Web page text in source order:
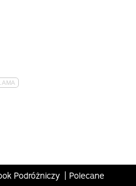
Podróżniczy Polecane